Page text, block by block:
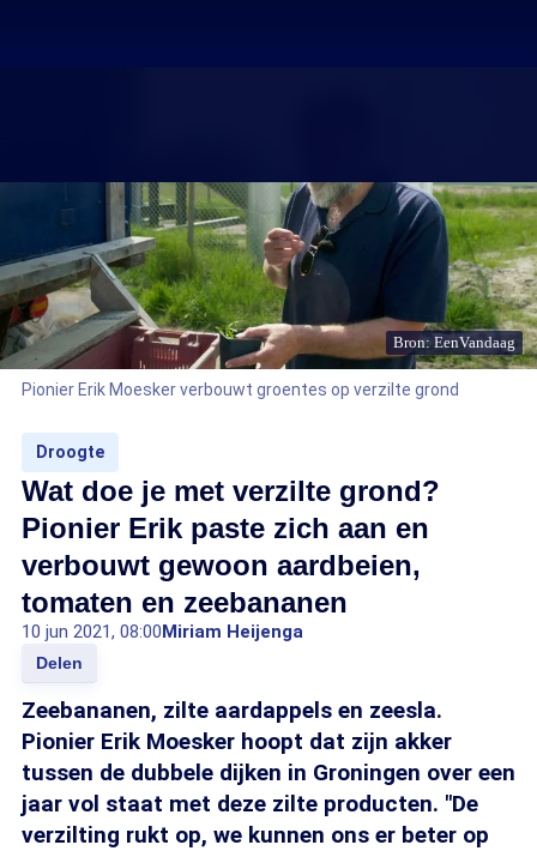
Bron: EenVandaag
Pionier Erik Moesker verbouwt groentes op verzilte grond
Droogte
Wat doe je met verzilte grond?
Pionier Erik paste zich aan en
verbouwt gewoon aardbeien,
tomaten en zeebananen
10 jun 2021, 08:00Miriam Heijenga
Delen
Zeebananen, zilte aardappels en zeesla.
Pionier Erik Moesker hoopt dat zijn akker
tussen de dubbele dijken in Groningen over een
jaar vol staat met deze zilte producten. "De
verzilting rukt op, we kunnen ons er beter op